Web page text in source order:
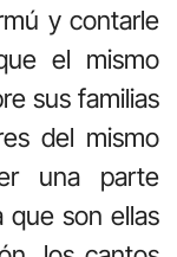
y contarle
el mismo
sus familias
del mismo
una parte
que son ellas